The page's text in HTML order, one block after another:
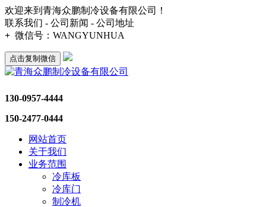
欢迎来到青海众鹏制冷设备有限公司！
联系我们 - 公司新闻 - 公司地址
+ 微信号： WANGYUNHUA
点击复制微信
130-0957-4444
150-2477-0444
网站首页
关于我们
业务范围
冷库板
冷库门
制冷机